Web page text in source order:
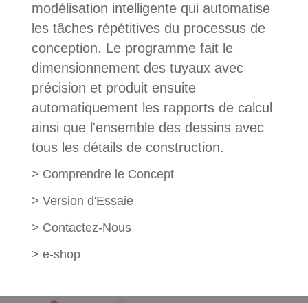
modélisation intelligente qui automatise
les tâches répétitives du processus de
conception. Le programme fait le
dimensionnement des tuyaux avec
précision et produit ensuite
automatiquement les rapports de calcul
ainsi que l'ensemble des dessins avec
tous les détails de construction.
> Comprendre le Concept
> Version d'Essaie
> Contactez-Nous
> e-shop